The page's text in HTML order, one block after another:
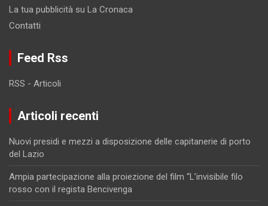
La tua pubblicità su La Cronaca
Contatti
Feed Rss
RSS - Articoli
Articoli recenti
Nuovi presidi e mezzi a disposizione delle capitanerie di porto
del Lazio
Ampia partecipazione alla proiezione del film “L’invisibile filo
rosso con il regista Bencivenga